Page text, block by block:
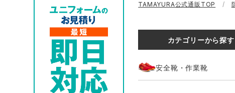
防寒着
コンプレッションウェア 作業用
ヤッケ 作業
ミズノ安全靴ランキング
空調服ランキング コンプレッ
レインウェアランキング アイズフロン
アイズフロンティア
クロダルマ 桑和
住商モンブラン ボンマックス
農作業服
DIY・日曜大工作業服 飲食店ユニフ
夜間・高視認性安全服 医療白衣・介
TAMAYURA公式通販TOP
カテゴリーから探す
安全靴・作業靴